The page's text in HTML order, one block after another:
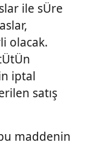
ile sÜre
olacak.
iptal
satış
maddenin